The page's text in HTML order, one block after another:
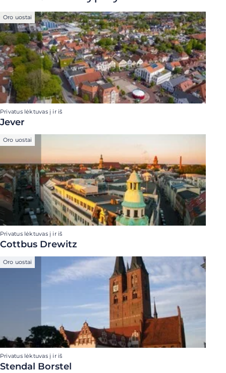
Oro uostai
Privatus lėktuvas į ir iš
Jever
Oro uostai
Privatus lėktuvas į ir iš
Cottbus Drewitz
Oro uostai
Privatus lėktuvas į ir iš
Stendal Borstel